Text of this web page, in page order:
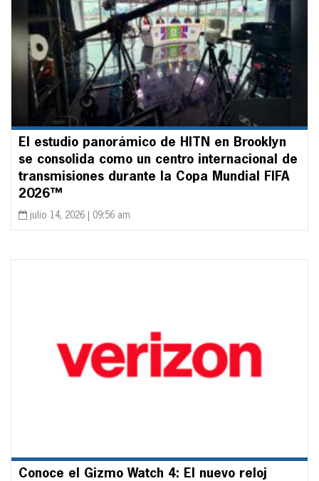
El estudio panorámico de HITN en Brooklyn
se consolida como un centro internacional de
transmisiones durante la Copa Mundial FIFA
2026™
julio 14, 2026 | 09:56 am
Conoce el Gizmo Watch 4: El nuevo reloj